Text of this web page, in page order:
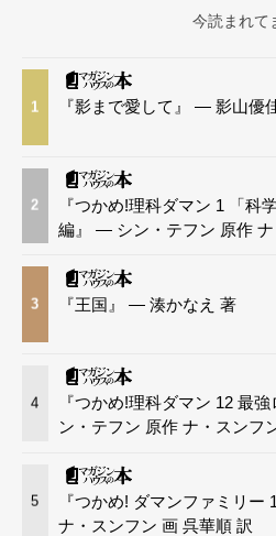
今読まれて
1 『影まで愛して』 — 影山優
2
『つかめ!理科ダマン 1 「科
編』 — シン・テフン 原作
3 『王国』 — 湊かなえ 著
4
『つかめ!理科ダマン 12 最
ン・テフン 原作 ナ・スンフ
5
『つかめ! ダマンファミリ
ナ・スンフン 画 呉華順 訳